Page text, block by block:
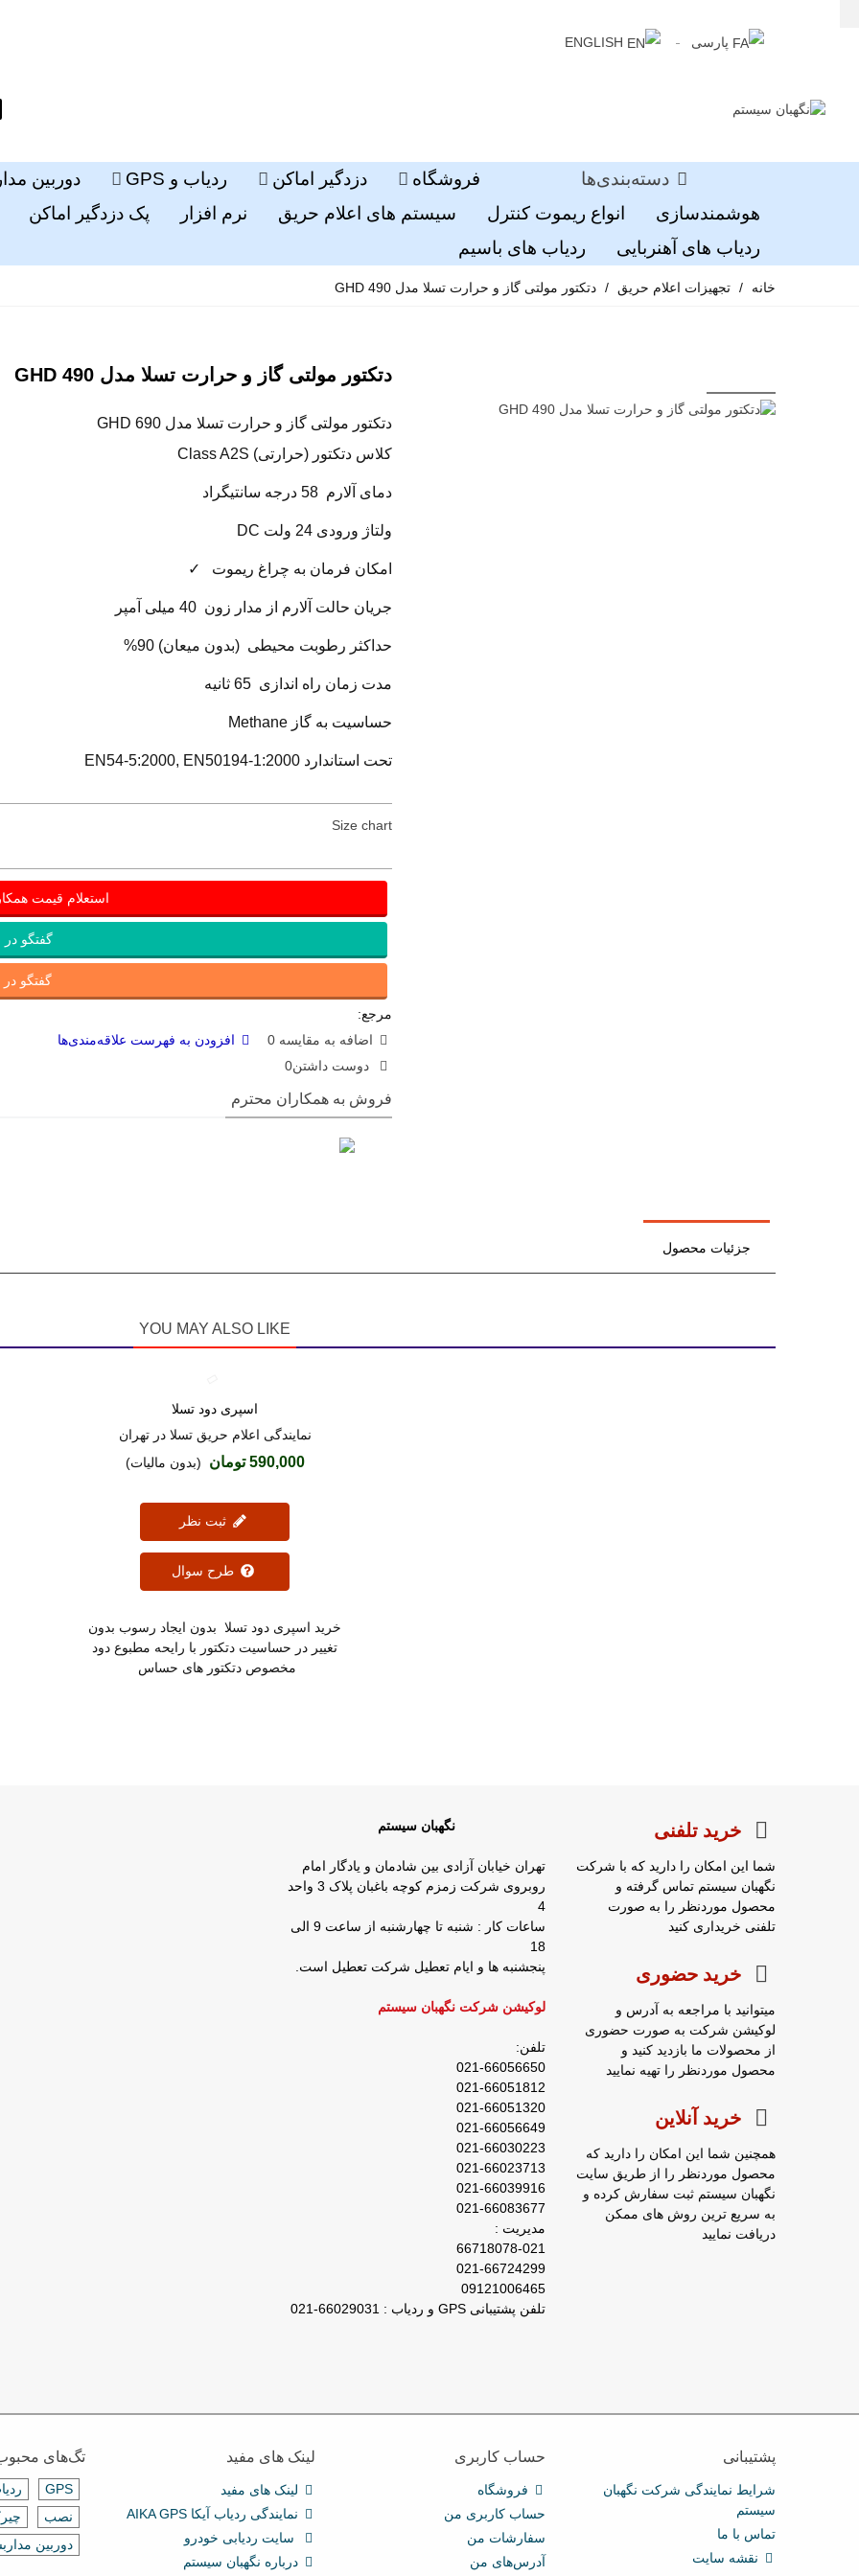
پارسی ENGLISH
دسته‌بندی‌ها فروشگاه دزدگیر اماکن ردیاب و GPS دوربین
هوشمندسازی
انواع ریموت کنترل سیستم های اعلام حریق نرم افزار پک دزدگیر اماکن
ردیاب های آهنربایی
ردیاب های باسیم
خانه / تجهیزات اعلام حریق / دتکتور مولتی گاز و حرارت تسلا مدل GHD 490
دتکتور مولتی گاز و حرارت تسلا مدل GHD 490
دتکتور مولتی گاز و حرارت تسلا مدل GHD 690
کلاس دتکتور (حرارتی) Class A2S
دمای آلارم
ولتاژ ورودی 24 ولت DC
امکان فرمان به چراغ ریموت ✓
جریان حالت آلارم از مدار زون 40 میلی آمپر
حداکثر رطوبت محیطی (بدون میعان) 90%
مدت زمان راه اندازی 65 ثانیه
حساسیت به گاز Methane
تحت استاندارد EN54-5:2000, EN50194-1:2000
Size chart
استعلام قیمت
گفتگو در
گفتگو در
مرجع:
اضافه به مقایسه 0
افزودن به فهرست علاقه‌مندی‌ها
دوست داشتن0
فروش به همکاران محترم
جزئیات محصول
YOU MAY ALSO LIKE
دوست داشتن
اسپری دود تسلا
نمایندگی اعلام حریق تسلا در تهران
590,000 تومان (بدون مالیات)
ثبت نظر
طرح سوال
خرید اسپری دود تسلا بدون ایجاد رسوب بدون
تغییر در حساسیت دتکتور با رایحه مطبوع دود
مخصوص دتکتور های حساس
خرید تلفنی
شما این امکان را دارید که با شرکت
نگهبان سیستم تماس گرفته و
محصول موردنظر را به صورت
تلفنی خریداری کنید
خرید حضوری
میتوانید با مراجعه به آدرس و
لوکیشن شرکت به صورت حضوری
از محصولات ما بازدید کنید و
محصول موردنظر را تهیه نمایید
خرید آنلاین
همچنین شما این امکان را دارید که
محصول موردنظر را از طریق سایت
نگهبان سیستم ثبت سفارش کرده و
به سریع ترین روش های ممکن
دریافت نمایید
نگهبان سیستم
تهران خیابان آزادی بین شادمان و یادگار امام
روبروی شرکت زمزم کوچه باغبان پلاک 3 واحد
4
ساعات کار : شنبه تا چهارشنبه از ساعت 9 الی
18
پنجشنبه ها و ایام تعطیل شرکت تعطیل است.
لوکیشن شرکت نگهبان سیستم
تلفن:
021-66056650
021-66051812
021-66051320
021-66056649
021-66030223
021-66023713
021-66039916
021-66083677
مدیریت :
66718078-021
021-66724299
09121006465
تلفن پشتیبانی GPS و ردیاب : 66029031-021
پشتیبانی
شرایط نمایندگی شرکت نگهبان
سیستم
تماس با ما
نقشه سایت
حساب کاربری
فروشگاه
حساب کاربری من
سفارشات من
آدرس‌های من
لینک های مفید
لینک های مفید
نمایندگی ردیاب آیکا AIKA GPS
سایت ردیابی خودرو
درباره نگهبان سیستم
تگ‌های
GPS
نصب
دوربین